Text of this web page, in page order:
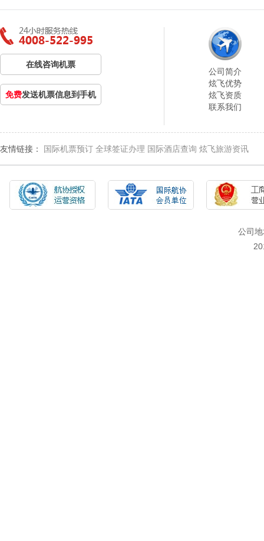
在线咨询机票
免费发送机票信息到手机
公司简介
炫飞优势
炫飞资质
联系我们
友情链接： 国际机票预订 全球签证办理 国际酒店查询 炫飞旅游资讯
公司